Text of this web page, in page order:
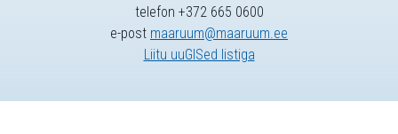
telefon +372 665 0600
e-post maaruum@maaruum.ee
Liitu uuGISed listiga